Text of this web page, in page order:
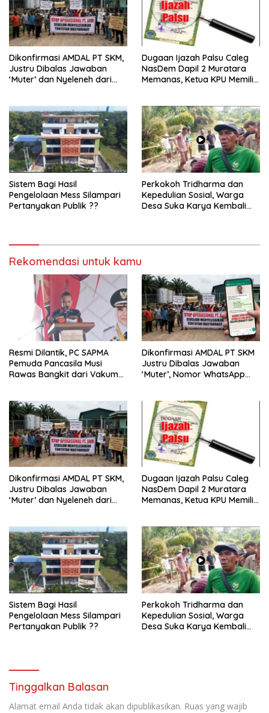
Dikonfirmasi AMDAL PT SKM,
Justru Dibalas Jawaban
‘Muter’ dan Nyeleneh dari
Dugaan Ijazah Palsu Caleg
NasDem Dapil 2 Muratara
Memanas, Ketua KPU Memilih
Sistem Bagi Hasil
Pengelolaan Mess Silampari
Pertanyakan Publik ??
Perkokoh Tridharma dan
Kepedulian Sosial, Warga
Desa Suka Karya Kembali
Rekomendasi untuk kamu
Resmi Dilantik, PC SAPMA
Pemuda Pancasila Musi
Rawas Bangkit dari Vakum
Dikonfirmasi AMDAL PT SKM
Justru Dibalas Jawaban
‘Muter’, Nomor WhatsApp
Dikonfirmasi AMDAL PT SKM,
Justru Dibalas Jawaban
‘Muter’ dan Nyeleneh dari
Dugaan Ijazah Palsu Caleg
NasDem Dapil 2 Muratara
Memanas, Ketua KPU Memilih
Sistem Bagi Hasil
Pengelolaan Mess Silampari
Pertanyakan Publik ??
Perkokoh Tridharma dan
Kepedulian Sosial, Warga
Desa Suka Karya Kembali
Tinggalkan Balasan
Alamat email Anda tidak akan dipublikasikan. Ruas yang wajib